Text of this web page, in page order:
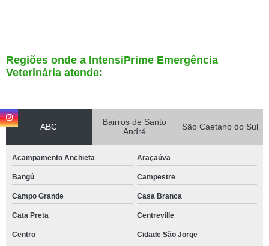
Regiões onde a IntensiPrime Emergência
Veterinária atende:
ABC
Bairros de Santo
André
São Caetano do Sul
Acampamento Anchieta Araçaúva
Bangú Campestre
Campo Grande Casa Branca
Cata Preta Centreville
Centro Cidade São Jorge